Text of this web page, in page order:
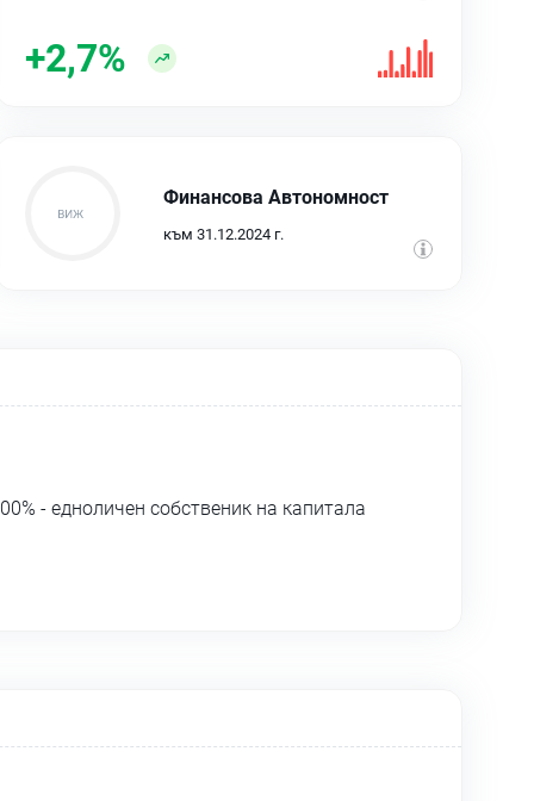
+2,7%
Финансова Автономност
към 31.12.2024 г.
- едноличен собственик на капитала